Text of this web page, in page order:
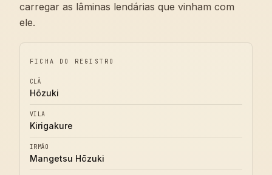
carregar as lâminas lendárias que vinham com
ele.
FICHA DO REGISTRO
CLÃ
Hōzuki
VILA
Kirigakure
IRMÃO
Mangetsu Hōzuki